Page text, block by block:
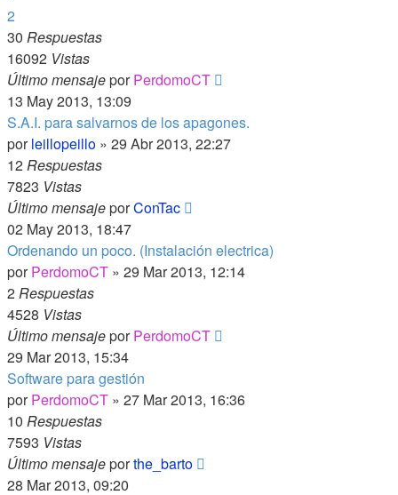
2
30 Respuestas
16092 Vistas
Último mensajeporPerdomoCT
13 May 2013, 13:09
S.A.I. para salvarnos de los apagones.
porleillopeillo » 29 Abr 2013, 22:27
12Respuestas
7823 Vistas
Último mensajeporConTac
02 May 2013, 18:47
Ordenando un poco. (Instalación electrica)
porPerdomoCT » 29 Mar 2013, 12:14
2Respuestas
4528 Vistas
Último mensajeporPerdomoCT
29 Mar 2013, 15:34
Software para gestión
porPerdomoCT » 27 Mar 2013, 16:36
10 Respuestas
7593 Vistas
Último mensajeporthe_barto
28 Mar 2013, 09:20